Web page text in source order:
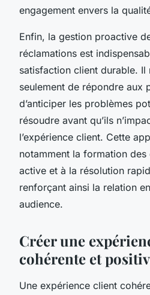
engagement envers la
Enfin, la gestion proactive
réclamations est
satisfaction client durable. Il
seulement de répondre aux
d’anticiper les problèmes
résoudre avant qu’ils
l’expérience client. Cette
notamment la formation des
active et à la résolution
renforçant ainsi la relation
audience.
Créer une
cohérente et
Une expérience client